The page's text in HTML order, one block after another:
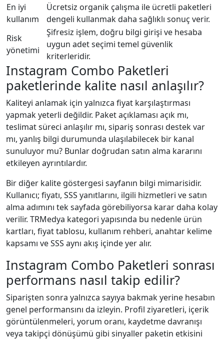
En iyi
kullanım
Ücretsiz organik çalışma ile ücretli paketleri
dengeli kullanmak daha sağlıklı sonuç verir.
Risk
yönetimi
Şifresiz işlem, doğru bilgi girişi ve hesaba
uygun adet seçimi temel güvenlik
kriterleridir.
Instagram Combo Paketleri
paketlerinde kalite nasıl anlaşılır?
Kaliteyi anlamak için yalnızca fiyat karşılaştırması
yapmak yeterli değildir. Paket açıklaması açık mı,
teslimat süreci anlaşılır mı, sipariş sonrası destek var
mı, yanlış bilgi durumunda ulaşılabilecek bir kanal
sunuluyor mu? Bunlar doğrudan satın alma kararını
etkileyen ayrıntılardır.
Bir diğer kalite göstergesi sayfanın bilgi mimarisidir.
Kullanıcı; fiyatı, SSS yanıtlarını, ilgili hizmetleri ve satın
alma adımını tek sayfada görebiliyorsa karar daha kolay
verilir. TRMedya kategori yapısında bu nedenle ürün
kartları, fiyat tablosu, kullanım rehberi, anahtar kelime
kapsamı ve SSS aynı akış içinde yer alır.
Instagram Combo Paketleri sonrası
performans nasıl takip edilir?
Siparişten sonra yalnızca sayıya bakmak yerine hesabın
genel performansını da izleyin. Profil ziyaretleri, içerik
görüntülenmeleri, yorum oranı, kaydetme davranışı
veya takipçi dönüşümü gibi sinyaller paketin etkisini